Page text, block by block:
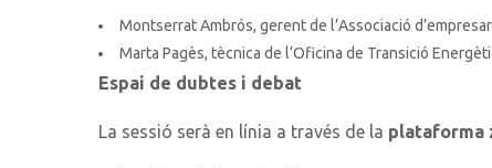
Montserrat Ambrós, gerent de l’Associació
Marta Pagès, tècnica de l’Oficina de Transició
Espai de dubtes i debat
La sessió serà en línia a través de la plataforma